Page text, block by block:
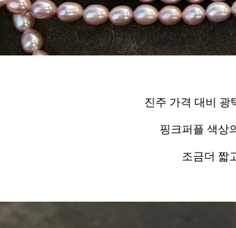
진주 가격 대비 광
핑크퍼플 색상
조금더 짧